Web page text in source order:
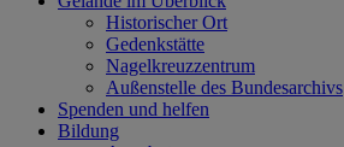
Historischer Ort
Gedenkstätte
Nagelkreuzzentrum
Außenstelle des Bundesarchivs
Spenden und helfen
Bildung